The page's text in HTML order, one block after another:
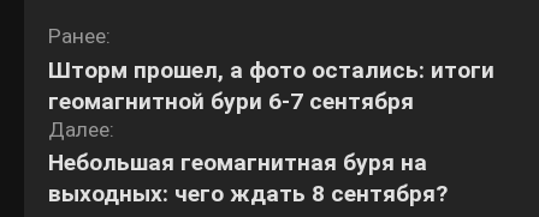
Навигация
по
записям
Ранее:
Шторм прошел, а фото остались: итоги
геомагнитной бури 6-7 сентября
Далее:
Небольшая геомагнитная буря на
выходных: чего ждать 8 сентября?